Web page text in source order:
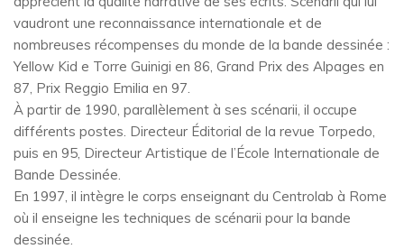
vaudront une reconnaissance internationale et de
nombreuses récompenses du monde de la bande dessinée :
Yellow Kid e Torre Guinigi en 86, Grand Prix des Alpages en
87, Prix Reggio Emilia en 97.
À partir de 1990, parallèlement à ses scénarii, il occupe
différents postes. Directeur Éditorial de la revue Torpedo,
puis en 95, Directeur Artistique de l’École Internationale de
Bande Dessinée.
En 1997, il intègre le corps enseignant du Centrolab à Rome
où il enseigne les techniques de scénarii pour la bande
dessinée.